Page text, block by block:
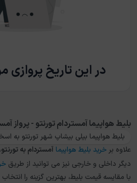
در این تاریخ
بلیط هواپیما آمستردام تورنتو - پرواز
بلیط هواپیما بیلی بیشاپ شهر تورنتو به
علاوه بر خرید بلیط هواپیما آمستردامبهتورنتو
دیگر داخلی و خارجی نیز می توانید از طریق
با مقایسه قیمت بلیط، بهترین گزینه را انتخاب